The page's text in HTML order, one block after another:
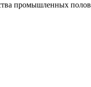
промышленных полов